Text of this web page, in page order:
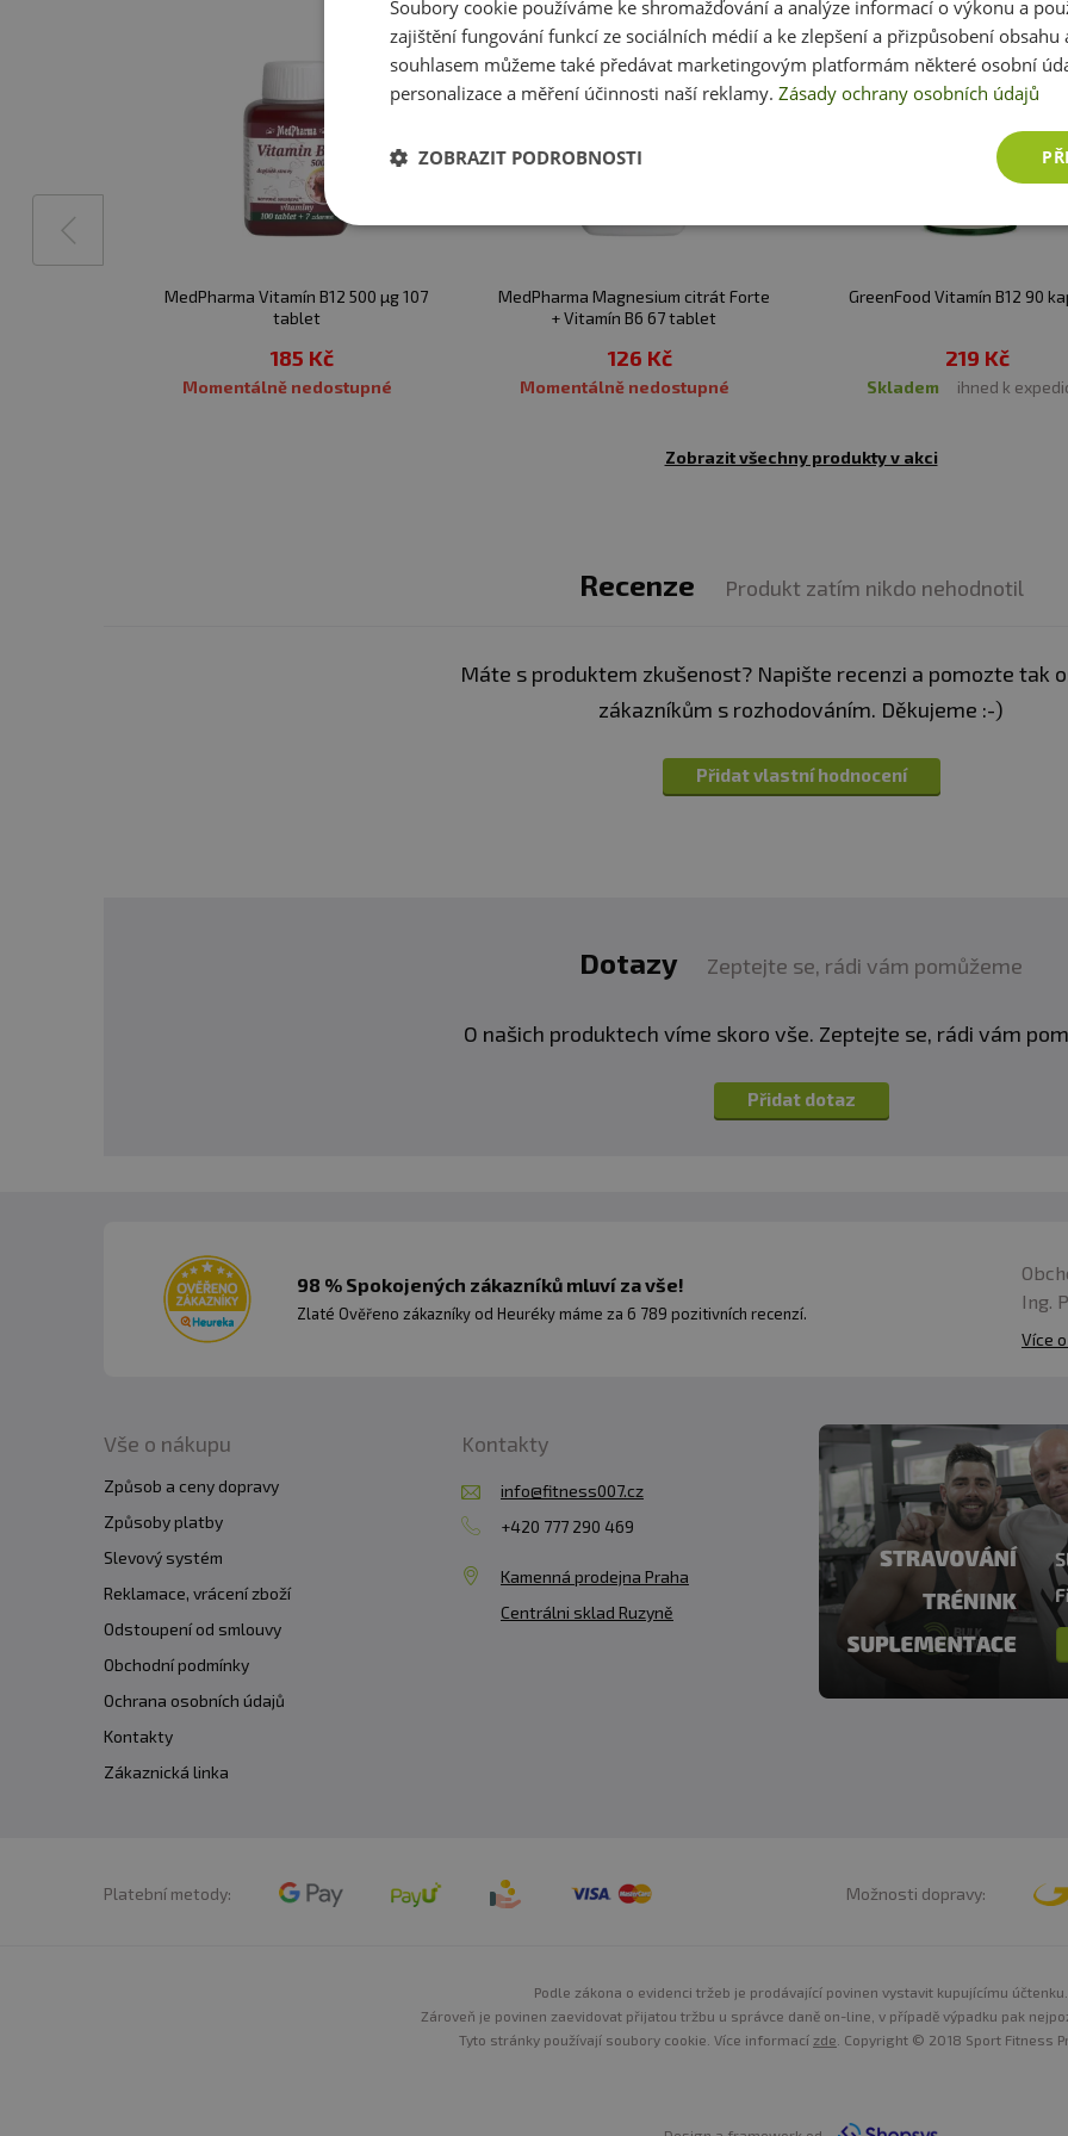
MedPharma Vitamín B12 500 µg 107
tablet
185 Kč
Momentálně nedostupné
MedPharma Magnesium citrát Forte
+ Vitamín B6 67 tablet
126 Kč
Momentálně nedostupné
GreenFood Vitamín B12 90
219 Kč
skladem ihned k
Zobrazit všechny produkty v akci
Recenze Produkt zatím nikdo nehodnotil
Máte s produktem zkušenost? Napište recenzi a pomozte tak
zákazníkům s rozhodováním. Děkujeme :-)
Přidat vlastní hodnocení
Dotazy Zeptejte se, rádi vám pomůžeme
O našich produktech víme skoro vše. Zeptejte se, rádi vám
Přidat dotaz
98 % Spokojených zákazníků mluví za vše!
Zlaté Ověřeno zákazníky od Heuréky máme za 6 789 pozitivních recenzí.
Ing.
Více
Vše o nákupu
Způsob a ceny dopravy
Způsoby platby
Slevový systém
Reklamace, vrácení zboží
Odstoupení od smlouvy
Obchodní podmínky
Ochrana osobních údajů
Kontakty
Zákaznická linka
Kontakty
info@fitness007.cz
+420 777 290 469
Kamenná prodejna Praha
Centrálni sklad Ruzyně
Platební metody: Možnosti dopravy:
Podle zákona o evidenci tržeb je prodávající povinen vystavit kupujícímu účtenku.
Zároveň je povinen zaevidovat přijatou tržbu u správce daně on-line, v případě výpadku pak
Tyto stránky používají soubory cookie. Více informací zde . Copyright © 2018 Sport Fitness
Soubory cookie používáme ke shromažďování a analýze informací o výkonu a
zajištění fungování funkcí ze sociálních médií a ke zlepšení a přizpůsobení obsahu
souhlasem můžeme také předávat marketingovým platformám některé osobní
personalizace a měření účinnosti naší reklamy. Zásady ochrany osobních údajů
ZOBRAZIT PODROBNOSTI